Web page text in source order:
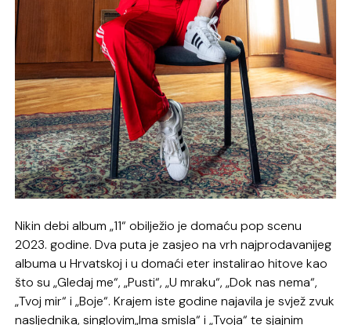
Nikin debi album „11“ obilježio je domaću pop scenu
2023. godine. Dva puta je zasjeo na vrh najprodavanijeg
albuma u Hrvatskoj i u domaći eter instalirao hitove kao
što su „Gledaj me“, „Pusti“, „U mraku“, „Dok nas nema“,
„Tvoj mir“ i „Boje“. Krajem iste godine najavila je svjež zvuk
nasljednika, singlovim„Ima smisla“ i „Tvoja“ te sjajnim